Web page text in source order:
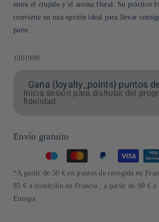
entre el crujido y el aroma floral. Su práctico
convierte en una opción ideal para llevar
parte.
SKU:
1001999
Gana {loyalty_points} puntos
Inicia sesión para disfrutar del
fidelidad
Envío gratuito
de
pago
*A partir de 50 € en puntos de recogida en
85 € a domicilio en Francia ; a partir de 90 €
Europa